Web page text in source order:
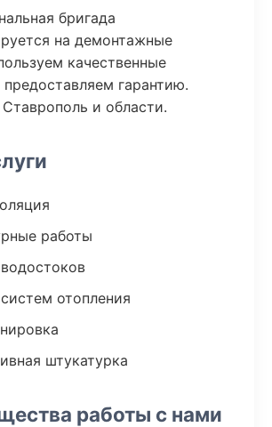
бригада
на демонтажные
качественные
гарантию.
и области.
работы
отопления
штукатурка
работы с нами